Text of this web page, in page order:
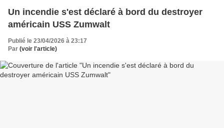
Un incendie s'est déclaré à bord du destroyer
américain USS Zumwalt
Publié le 23/04/2026 à 23:17
Par (voir l'article)